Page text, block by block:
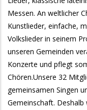
Messen. An weltlicher
Kunstlieder, einfache,
Volkslieder in seinem
unseren Gemeinden
Konzerte und pflegt
Chören.Unsere 32
gemeinsamen Singen
Gemeinschaft.